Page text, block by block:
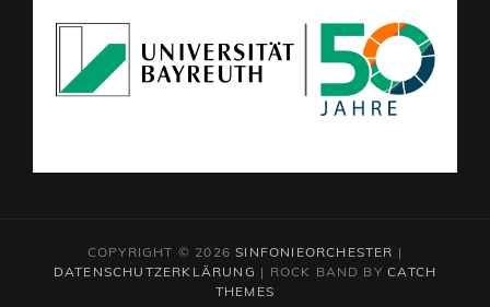
COPYRIGHT © 2026SINFONIEORCHESTER |
DATENSCHUTZERKLÄRUNG | ROCK BAND BYCATCH
THEMES